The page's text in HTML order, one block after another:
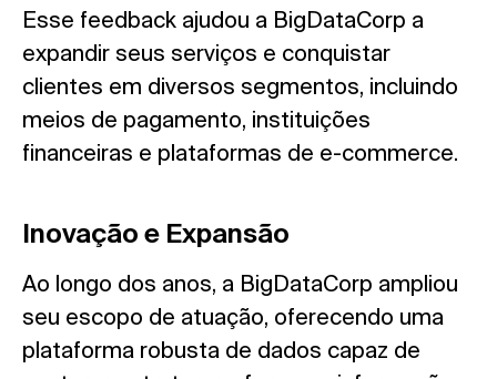
Esse feedback ajudou a BigDataCorp a
expandir seus serviços e conquistar
clientes em diversos segmentos, incluindo
meios de pagamento, instituições
financeiras e plataformas de e-commerce.
Inovação e Expansão
Ao longo dos anos, a BigDataCorp ampliou
seu escopo de atuação, oferecendo uma
plataforma robusta de dados capaz de